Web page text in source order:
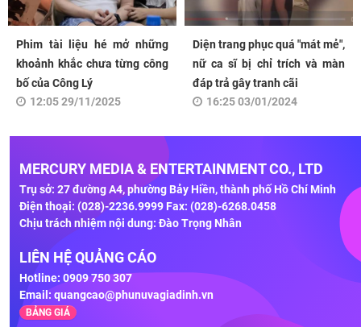
Phim tài liệu hé mở những
khoảnh khắc chưa từng công
bố của Công Lý
12:05 29/11/2025
Diện trang phục quá "mát mẻ",
nữ ca sĩ bị chỉ trích và màn
đáp trả gây tranh cãi
16:25 03/01/2024
MERCURY MEDIA & ENTERTAINMENT CO., LTD
Trụ sở: 27 đường A4, phường Bảy Hiền, thành phố Hồ Chí Minh
Điện thoại: (028)-2236.9999 Fax: (028)-6268.0458
Chịu trách nhiệm nội dung: Đào Trọng Nhân
LIÊN HỆ QUẢNG CÁO
Hotline: 0909 750 307
Email: quangcao@phunuvagiadinh.vn
BẢNG GIÁ